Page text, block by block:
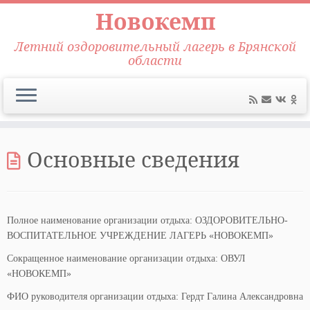
содержимому
Новокемп
Летний оздоровительный лагерь в Брянской
области
Основные сведения
Полное наименование организации отдыха: ОЗДОРОВИТЕЛЬНО-
ВОСПИТАТЕЛЬНОЕ УЧРЕЖДЕНИЕ ЛАГЕРЬ «НОВОКЕМП»
Сокращенное наименование организации отдыха: ОВУЛ
«НОВОКЕМП»
ФИО руководителя организации отдыха: Гердт Галина Александровна